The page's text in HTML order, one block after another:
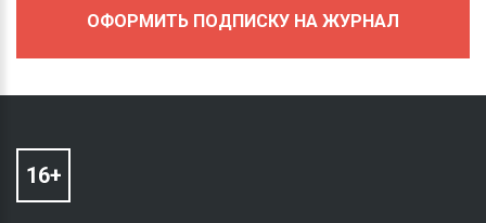
ОФОРМИТЬ ПОДПИСКУ НА ЖУРНАЛ